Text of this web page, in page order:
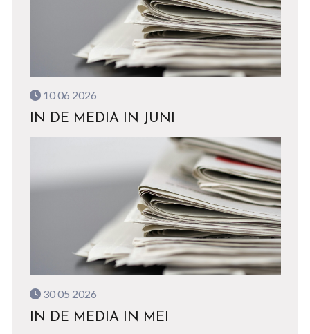
10 06 2026
IN DE MEDIA IN JUNI
30 05 2026
IN DE MEDIA IN MEI